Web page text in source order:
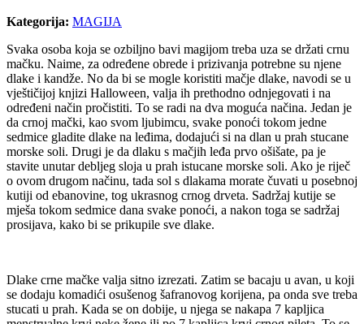
Kategorija: MAGIJA
Svaka osoba koja se ozbiljno bavi magijom treba uza se držati crnu
mačku. Naime, za određene obrede i prizivanja potrebne su njene
dlake i kandže. No da bi se mogle koristiti mačje dlake, navodi se u
vještičijoj knjizi Halloween, valja ih prethodno odnjegovati i na
određeni način pročistiti. To se radi na dva moguća načina. Jedan je
da crnoj mački, kao svom ljubimcu, svake ponoći tokom jedne
sedmice gladite dlake na leđima, dodajući si na dlan u prah stucane
morske soli. Drugi je da dlaku s mačjih leđa prvo ošišate, pa je
stavite unutar debljeg sloja u prah istucane morske soli. Ako je riječ
o ovom drugom načinu, tada sol s dlakama morate čuvati u posebnoj
kutiji od ebanovine, tog ukrasnog crnog drveta. Sadržaj kutije se
mješa tokom sedmice dana svake ponoći, a nakon toga se sadržaj
prosijava, kako bi se prikupile sve dlake.
Dlake crne mačke valja sitno izrezati. Zatim se bacaju u avan, u koji
se dodaju komadići osušenog šafranovog korijena, pa onda sve treba
stucati u prah. Kada se on dobije, u njega se nakapa 7 kapljica